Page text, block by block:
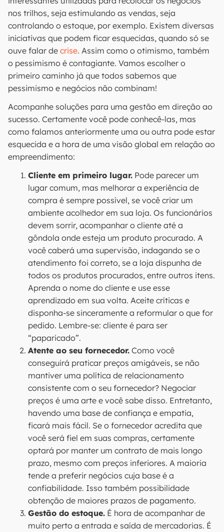
nos trilhos, seja estimulando as vendas, seja
controlando o estoque, por exemplo. Existem diversas
iniciativas que podem ficar esquecidas, quando só se
ouve falar de crise. Assim como o otimismo, também
o pessimismo é contagiante. Vamos escolher o
primeiro caminho já que todos sabemos que
pessimismo e negócios não combinam!
Acompanhe soluções para uma gestão em direção ao
sucesso. Certamente você pode conhecê-las, mas
como falamos anteriormente uma ou outra pode estar
esquecida e a hora de uma visão global em relação ao
empreendimento:
Cliente em primeiro lugar. Pode parecer um
lugar comum, mas melhorar a experiência de
compra é sempre possível, se você criar um
ambiente acolhedor em sua loja. Os funcionários
devem sorrir, acompanhar o cliente até a
gôndola onde esteja um produto procurado. A
você caberá uma supervisão, indagando se o
atendimento foi correto, se a loja dispunha de
todos os produtos procurados, entre outros itens.
Aprenda o nome do cliente e use esse
aprendizado em sua volta. Aceite críticas e
disponha-se sinceramente a reformular o que for
pedido. Lembre-se: cliente é para ser
“paparicado”.
Atente ao seu fornecedor. Como você
conseguirá praticar preços amigáveis, se não
mantiver uma política de relacionamento
consistente com o seu fornecedor? Negociar
preços é uma arte e você sabe disso. Entretanto,
havendo uma base de confiança e empatia,
ficará mais fácil. Se o fornecedor acredita que
você será fiel em suas compras, certamente
optará por manter um contrato de mais longo
prazo, mesmo com preços inferiores. A maioria
tende a preferir negócios cuja base é a
confiabilidade. Isso também possibilidade
obtenção de maiores prazos de pagamento.
Gestão do estoque. É hora de acompanhar de
muito perto a entrada e saída de mercadorias. É